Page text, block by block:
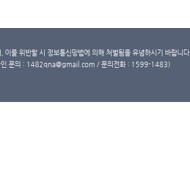
를 위반할 시 정보통신망법에 의해 처벌됨을 유념하시기 바랍니다.
인 문의 : 1482qna@gmail.com / 문의전화 : 1599-1483)